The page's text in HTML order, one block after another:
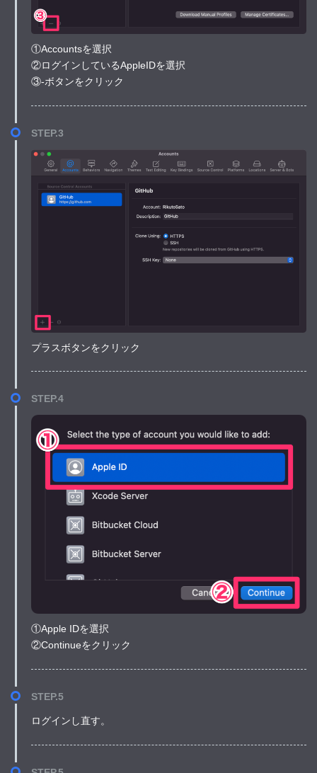
①Accountsを選択
②ログインしているAppleIDを選択
③-ボタンをクリック
STEP.3
プラスボタンをクリック
STEP.4
①Apple IDを選択
②Continueをクリック
STEP.5
ログインし直す。